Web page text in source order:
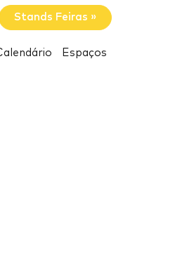
Stands Feiras »
Espaços